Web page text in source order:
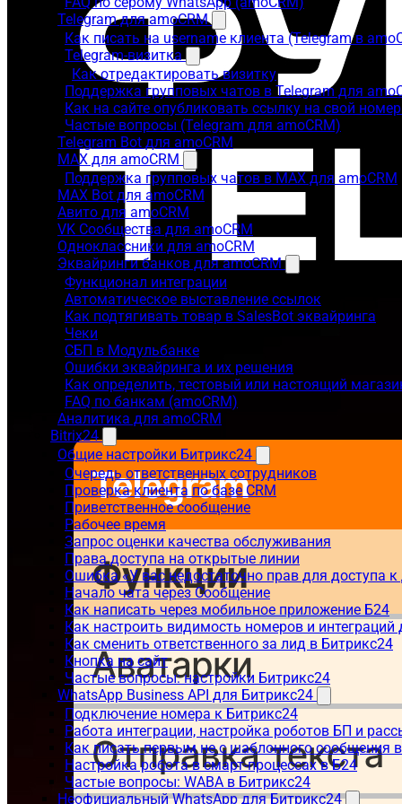
Telegram для amoCRM
Как писать на username клиента (Telegram в
Telegram-визитка
Как отредактировать визитку
Поддержка групповых чатов в Telegram для
Как на сайте опубликовать ссылку на свой
Частые вопросы (Telegram для amoCRM)
Telegram Bot для amoCRM
MAX для amoCRM
Поддержка групповых чатов в MAX для amoCRM
MAX Bot для amoCRM
Авито для amoCRM
VK Сообщества для amoCRM
Одноклассники для amoCRM
Эквайринги банков для amoCRM
Функционал интеграции
Автоматическое выставление ссылок
Как подтягивать товар в SalesBot эквайринга
Чеки
СБП в Модульбанке
Ошибки эквайринга и их решения
Как определить, тестовый или настоящий
FAQ по банкам (amoCRM)
Аналитика для amoCRM
Bitrix24
Общие настройки Битрикс24
Очередь ответственных сотрудников
Проверка клиента по базе CRM
Приветственное сообщение
Рабочее время
Запрос оценки качества обслуживания
Права доступа на открытые линии
Ошибка «У вас недостаточно прав для доступа
Начало чата через Сообщение
Как написать через мобильное приложение Б24
Как настроить видимость номеров и
Как сменить ответственного за лид в Битрикс24
Кнопка на сайт
Частые вопросы: настройки Битрикс24
WhatsApp Business API для Битрикс24
Подключение номера к Битрикс24
Работа интеграции, настройка роботов БП и
Как писать первым не с шаблонного сообщения
Настройка робота в смарт-процессах в Б24
Частые вопросы: WABA в Битрикс24
Неофициальный WhatsApp для Битрикс24